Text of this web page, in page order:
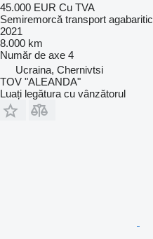
45.000 EUR Cu TVA
Semiremorcă transport agabaritic
2021
8.000 km
Număr de axe 4
Ucraina, Chernivtsi
TOV "ALEANDA"
Luați legătura cu vânzătorul